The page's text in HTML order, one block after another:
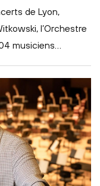
de Lyon,
l’Orchestre
musiciens